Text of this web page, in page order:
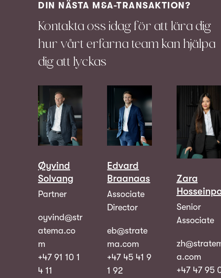
DIN NÄSTA M&A-TRANSAKTION?
Kontakta oss idag för att lära dig
hur vårt erfarna team kan hjälpa
dig att lyckas
Øyvind
Solvang
Partner
oyvind@str
atema.co
m
+47 91 10 1
4 11
Edvard
Braanaas
Associate
Director
eb@strate
ma.com
+47 45 41 9
1 92
Zara
Senior
Associate
a.com
+47 47 95